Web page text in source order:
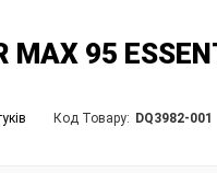
MAX 95
Код Товару: DQ3982-001